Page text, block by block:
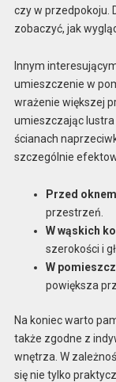
czy w przedpokoju.
zobaczyć, jak
Innym
umieszczenie w
wrażenie większej
umieszczając lustra
ścianach
szczególnie
Przed
przestrzeń.
W wąskich
szerokości i
W
powiększa
Na koniec warto
także zgodne z
wnętrza. W
się nie tylko